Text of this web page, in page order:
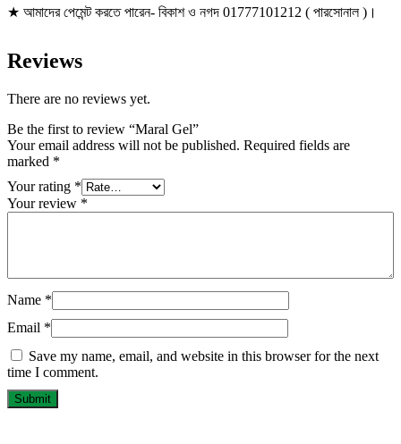
★ আমাদের পেমেন্ট করতে পারেন- বিকাশ ও নগদ 01777101212 ( পারসোনাল )।
Reviews
There are no reviews yet.
Be the first to review “Maral Gel”
Your email address will not be published. Required fields are
marked *
Your rating *
Your review *
Name *
Email *
Save my name, email, and website in this browser for the next
time I comment.